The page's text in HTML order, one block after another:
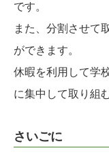
です。
また、分割させて
ができます。
休暇を利用して学
に集中して取り組
さいごに